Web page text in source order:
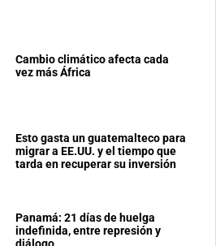
Cambio climático afecta cada
vez más África
Esto gasta un guatemalteco para
migrar a EE.UU. y el tiempo que
tarda en recuperar su inversión
Panamá: 21 días de huelga
indefinida, entre represión y